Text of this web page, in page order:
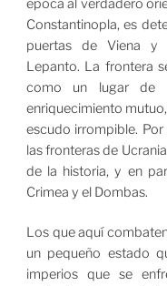
época al verdadero
Constantinopla, es
puertas de Viena y
Lepanto. La frontera
como un lugar de
enriquecimiento
escudo irrompible.
las fronteras de
de la historia, y en
Crimea y el Dombas.
Los que aquí
un pequeño estado
imperios que se